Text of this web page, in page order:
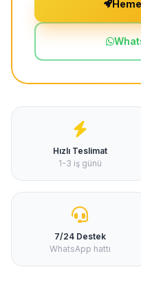
Hızlı Teslimat
1-3 iş günü
7/24 Destek
WhatsApp hattı